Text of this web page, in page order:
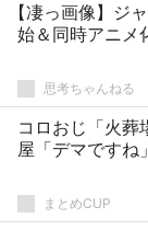
【凄っ画像】ジ
始＆同時アニメ
思考ちゃんねる
コロおじ「火葬
屋「デマですね
まとめCUP